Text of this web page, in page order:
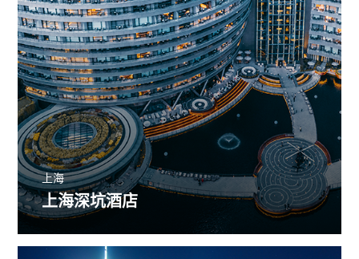
上海
上海深坑酒店